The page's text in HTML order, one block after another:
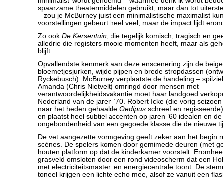
spaarzame theatermiddelen gebruikt, maar dan tot
– zou je McBurney juist een minimalistische maximalist
voorstellingen gebeurt heel veel, maar de impact lijdt
Zo ook De Kersentuin, die tegelijk komisch, tragisch en
alledrie die registers mooie momenten heeft, maar als
blijft.
Opvallendste kenmerk aan deze enscenering zijn de
bloemetjesjurken, wijde pijpen en brede stropdassen
Ryckebusch). McBurney verplaatste de handeling –
Amanda (Chris Nietvelt) omringd door mensen met
verantwoordelijkheidsvakantie moet haar landgoed
Nederland van de jaren ’70. Robert Icke (die vorig
naar het heden gehaalde Oedipus schreef en
en plaatst heel subtiel accenten op jaren ’60 idealen en
ongebondenheid van een gegoede klasse die de nieuwe
De vet aangezette vormgeving geeft zeker aan het begin
scènes. De spelers komen door gemimede deuren (met
houten platform op dat de kinderkamer voorstelt.
grasveld omsloten door een rond videoscherm dat een
met electriciteitsmasten en energiecentrale toont. De
toneel krijgen een lichte echo mee, alsof ze vanuit een